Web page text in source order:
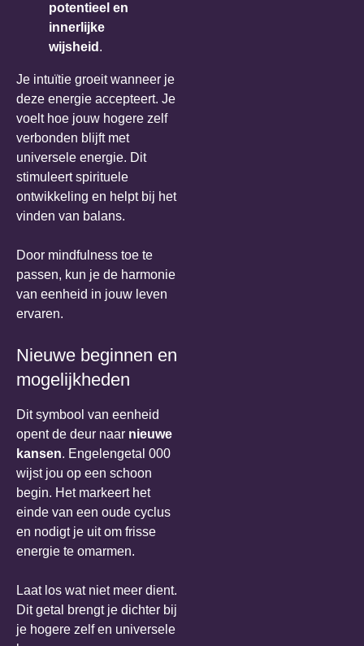
potentieel en
innerlijke
wijsheid .
Je intuïtie groeit wanneer je
deze energie accepteert. Je
voelt hoe jouw hogere zelf
verbonden blijft met
universele energie. Dit
stimuleert spirituele
ontwikkeling en helpt bij het
vinden van balans.
Door mindfulness toe te
passen, kun je de harmonie
van eenheid in jouw leven
ervaren.
Nieuwe beginnen en
mogelijkheden
Dit symbool van eenheid
opent de deur naar nieuwe
kansen. Engelengetal 000
wijst jou op een schoon
begin. Het markeert het
einde van een oude cyclus
en nodigt je uit om frisse
energie te omarmen.
Laat los wat niet meer dient.
Dit getal brengt je dichter bij
je hogere zelf en universele